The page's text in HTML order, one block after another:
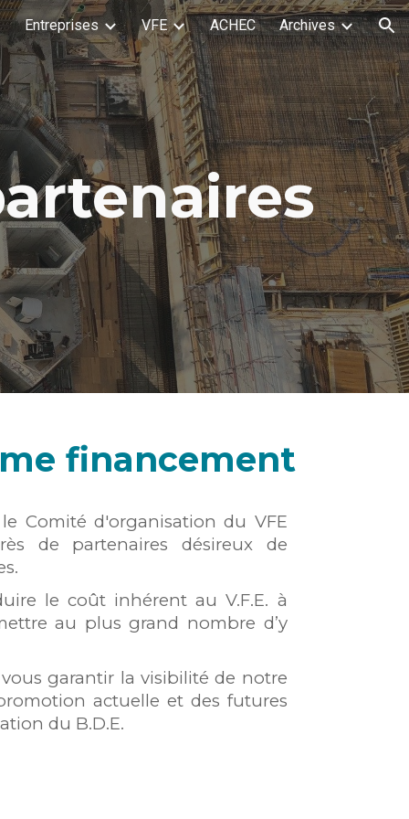
Entreprises VFE ACHEC Archives
financement
Comité d'organisationdu VFE
de partenaires désireux de
le coût inhérent au V.F.E. à
au plus grand nombre d’y
vous garantir la visibilité de notre
actuelle et des futures
du B.D.E.